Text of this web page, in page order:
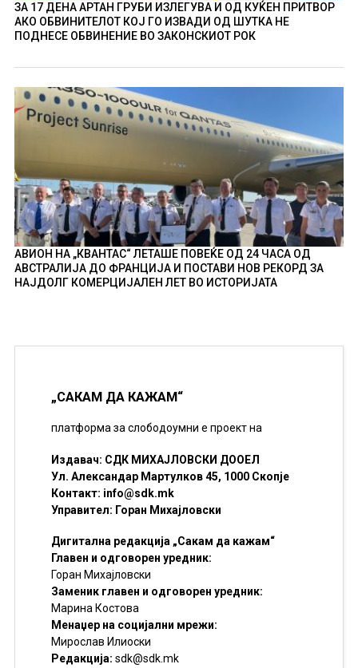
ЗА 17 ДЕНА АРТАН ГРУБИ ИЗЛЕГУВА И ОД КУЌЕН ПРИТВОР
АКО ОБВИНИТЕЛОТ КОЈ ГО ИЗВАДИ ОД ШУТКА НЕ
ПОДНЕСЕ ОБВИНЕНИЕ ВО ЗАКОНСКИОТ РОК
АВИОН НА „КВАНТАС“ ЛЕТАШЕ ПОВЕЌЕ ОД 24 ЧАСА ОД
АВСТРАЛИЈА ДО ФРАНЦИЈА И ПОСТАВИ НОВ РЕКОРД ЗА
НАЈДОЛГ КОМЕРЦИЈАЛЕН ЛЕТ ВО ИСТОРИЈАТА
„САКАМ ДА КАЖАМ“
платформа за слободоумни е проект на
Издавач: СДК МИХАЈЛОВСКИ ДООЕЛ
Ул. Александар Мартулков 45, 1000 Скопје
Контакт: info@sdk.mk
Управител: Горан Михајловски
Дигитална редакција „Сакам да кажам“
Главен и одговорен уредник:
Горан Михајловски
Заменик главен и одговорен уредник:
Марина Костова
Менаџер на социјални мрежи:
Мирослав Илиоски
Редакцијa: sdk@sdk.mk